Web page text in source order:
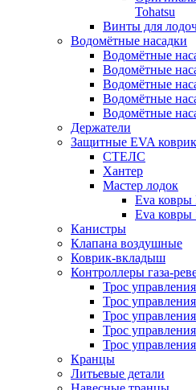
Tohatsu
Винты для
Водомётные насадки
Водомётные
Водомётные
Водомётные
Водомётные
Водомётные
Держатели
Защитные EVA
СТЕЛС
Хантер
Мастер лодок
Eva ковры
Eva ковры
Канистры
Клапана воздушные
Коврик-вкладыш
Контроллеры газа-
Трос
Трос
Трос
Трос
Трос
Кранцы
Литьевые детали